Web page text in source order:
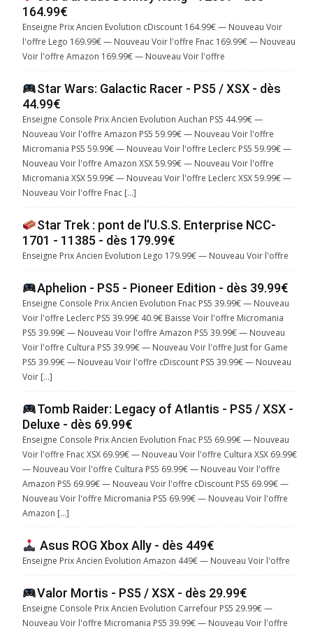
164.99€
Enseigne Prix Ancien Evolution cDiscount 164.99€ — Nouveau Voir
l'offre Lego 169.99€ — Nouveau Voir l'offre Fnac 169.99€ — Nouveau
Voir l'offre Amazon 169.99€ — Nouveau Voir l'offre
Star Wars: Galactic Racer - PS5 / XSX - dès
44.99€
Enseigne Console Prix Ancien Evolution Auchan PS5 44.99€ —
Nouveau Voir l'offre Amazon PS5 59.99€ — Nouveau Voir l'offre
Micromania PS5 59.99€ — Nouveau Voir l'offre Leclerc PS5 59.99€ —
Nouveau Voir l'offre Amazon XSX 59.99€ — Nouveau Voir l'offre
Micromania XSX 59.99€ — Nouveau Voir l'offre Leclerc XSX 59.99€ —
Nouveau Voir l'offre Fnac […]
Star Trek : pont de l’U.S.S. Enterprise NCC-
1701 - 11385 - dès 179.99€
Enseigne Prix Ancien Evolution Lego 179.99€ — Nouveau Voir l'offre
Aphelion - PS5 - Pioneer Edition - dès 39.99€
Enseigne Console Prix Ancien Evolution Fnac PS5 39.99€ — Nouveau
Voir l'offre Leclerc PS5 39.99€ 40.9€ Baisse Voir l'offre Micromania
PS5 39.99€ — Nouveau Voir l'offre Amazon PS5 39.99€ — Nouveau
Voir l'offre Cultura PS5 39.99€ — Nouveau Voir l'offre Just for Game
PS5 39.99€ — Nouveau Voir l'offre cDiscount PS5 39.99€ — Nouveau
Voir […]
Tomb Raider: Legacy of Atlantis - PS5 / XSX -
Deluxe - dès 69.99€
Enseigne Console Prix Ancien Evolution Fnac PS5 69.99€ — Nouveau
Voir l'offre Fnac XSX 69.99€ — Nouveau Voir l'offre Cultura XSX 69.99€
— Nouveau Voir l'offre Cultura PS5 69.99€ — Nouveau Voir l'offre
Amazon PS5 69.99€ — Nouveau Voir l'offre cDiscount PS5 69.99€ —
Nouveau Voir l'offre Micromania PS5 69.99€ — Nouveau Voir l'offre
Amazon […]
Asus ROG Xbox Ally - dès 449€
Enseigne Prix Ancien Evolution Amazon 449€ — Nouveau Voir l'offre
Valor Mortis - PS5 / XSX - dès 29.99€
Enseigne Console Prix Ancien Evolution Carrefour PS5 29.99€ —
Nouveau Voir l'offre Micromania PS5 39.99€ — Nouveau Voir l'offre